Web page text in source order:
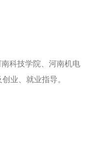
科技学院、河南机电
业、就业指导。